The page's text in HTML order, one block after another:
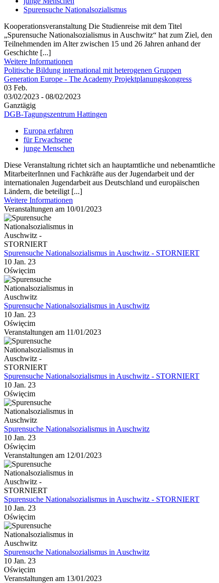
Spurensuche Nationalsozialismus
Kooperationsveranstaltung Die Studienreise mit dem Titel
„Spurensuche Nationalsozialismus in Auschwitz“ hat zum Ziel, den
Teilnehmenden im Alter zwischen 15 und 26 Jahren anhand der
Geschichte [...]
Weitere Informationen
Politische Bildung international mit heterogenen Gruppen
Generation Europe - The Academy Projektplanungskongress
03 Feb.
03/02/2023 - 08/02/2023
Ganztägig
DGB-Tagungszentrum Hattingen
Europa erfahren
für Erwachsene
junge Menschen
Diese Veranstaltung richtet sich an hauptamtliche und nebenamtliche
MitarbeiterInnen und Fachkräfte aus der Jugendarbeit und der
internationalen Jugendarbeit aus Deutschland und europäischen
Ländern, die beteiligt [...]
Weitere Informationen
Veranstaltungen am 10/01/2023
Spurensuche Nationalsozialismus in Auschwitz - STORNIERT
10 Jan. 23
Oświęcim
Spurensuche Nationalsozialismus in Auschwitz
10 Jan. 23
Oświęcim
Veranstaltungen am 11/01/2023
Spurensuche Nationalsozialismus in Auschwitz - STORNIERT
10 Jan. 23
Oświęcim
Spurensuche Nationalsozialismus in Auschwitz
10 Jan. 23
Oświęcim
Veranstaltungen am 12/01/2023
Spurensuche Nationalsozialismus in Auschwitz - STORNIERT
10 Jan. 23
Oświęcim
Spurensuche Nationalsozialismus in Auschwitz
10 Jan. 23
Oświęcim
Veranstaltungen am 13/01/2023